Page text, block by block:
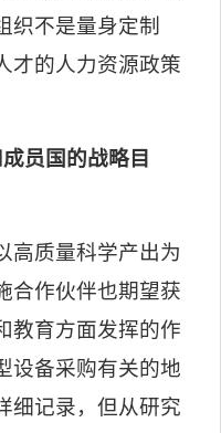
织不是量身定制
才的人力资源政策
员国的战略目
高质量科学产出为
合作伙伴也期望获
教育方面发挥的作
设备采购有关的地
细记录，但从研究